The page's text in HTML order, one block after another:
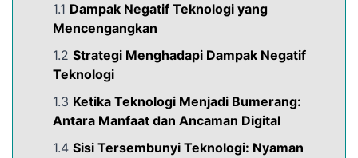
1.1 Dampak Negatif Teknologi yang
Mencengangkan
1.2 Strategi Menghadapi Dampak Negatif
Teknologi
1.3 Ketika Teknologi Menjadi Bumerang:
Antara Manfaat dan Ancaman Digital
1.4 Sisi Tersembunyi Teknologi: Nyaman